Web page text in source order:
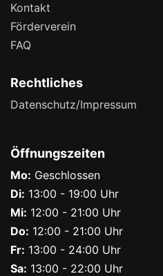
Kontakt
Förderverein
FAQ
Rechtliches
Datenschutz/Impressum
Öffnungszeiten
Mo: Geschlossen
Di: 13:00 - 19:00 Uhr
Mi: 12:00 - 21:00 Uhr
Do: 12:00 - 21:00 Uhr
Fr: 13:00 - 24:00 Uhr
Sa: 13:00 - 22:00 Uhr